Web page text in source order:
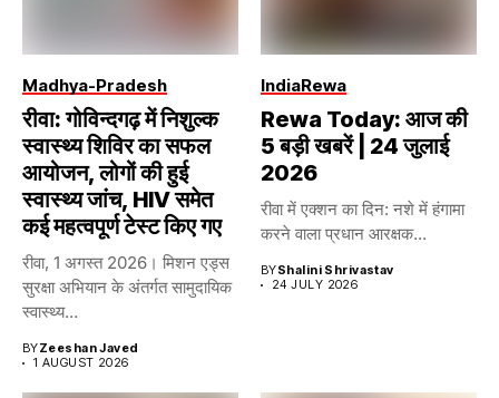
Madhya-Pradesh
रीवा: गोविन्दगढ़ में निशुल्क
स्वास्थ्य शिविर का सफल
आयोजन, लोगों की हुई
स्वास्थ्य जांच, HIV समेत
कई महत्वपूर्ण टेस्ट किए गए
रीवा, 1 अगस्त 2026। मिशन एड्स
सुरक्षा अभियान के अंतर्गत सामुदायिक
स्वास्थ्य...
BYZeeshan Javed
1 AUGUST 2026
IndiaRewa
Rewa Today: आज की
5 बड़ी खबरें | 24 जुलाई
2026
रीवा में एक्शन का दिन: नशे में हंगामा
करने वाला प्रधान आरक्षक...
BYShalini Shrivastav
24 JULY 2026